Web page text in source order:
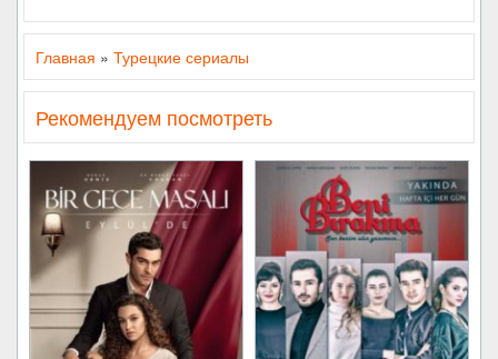
Главная » Турецкие сериалы
Рекомендуем посмотреть